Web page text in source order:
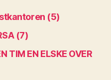
(5)
(7)
TIM EN ELSKE OVER